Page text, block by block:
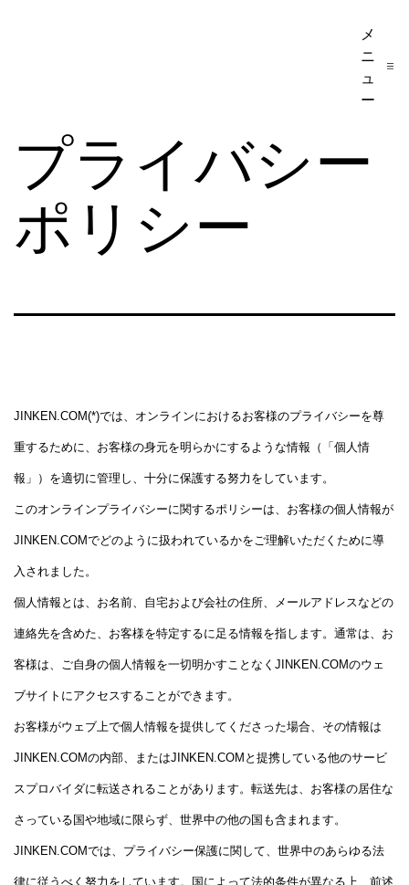
民・
ビ
ザ
続
日
本
語
相
談
メ
ニ
ュ
ー
プライバシー
ポリシー
JINKEN.COM(*)では、オンラインにおけるお客様のプライバシーを尊
重するために、お客様の身元を明らかにするような情報（「個人情
報」）を適切に管理し、十分に保護する努力をしています。
このオンラインプライバシーに関するポリシーは、お客様の個人情報が
JINKEN.COMでどのように扱われているかをご理解いただくために導
入されました。
個人情報とは、お名前、自宅および会社の住所、メールアドレスなどの
連絡先を含めた、お客様を特定するに足る情報を指します。通常は、お
客様は、ご自身の個人情報を一切明かすことなくJINKEN.COMのウェ
ブサイトにアクセスすることができます。
お客様がウェブ上で個人情報を提供してくださった場合、その情報は
JINKEN.COMの内部、またはJINKEN.COMと提携している他のサービ
スプロバイダに転送されることがあります。転送先は、お客様の居住な
さっている国や地域に限らず、世界中の他の国も含まれます。
JINKEN.COMでは、プライバシー保護に関して、世界中のあらゆる法
律に従うべく努力をしています。国によって法的条件が異なる上、前述